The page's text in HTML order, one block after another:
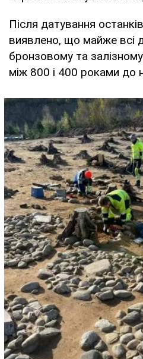
Після датування
виявлено, що майже всі
бронзовому та залізному
між 800 і 400 роками до